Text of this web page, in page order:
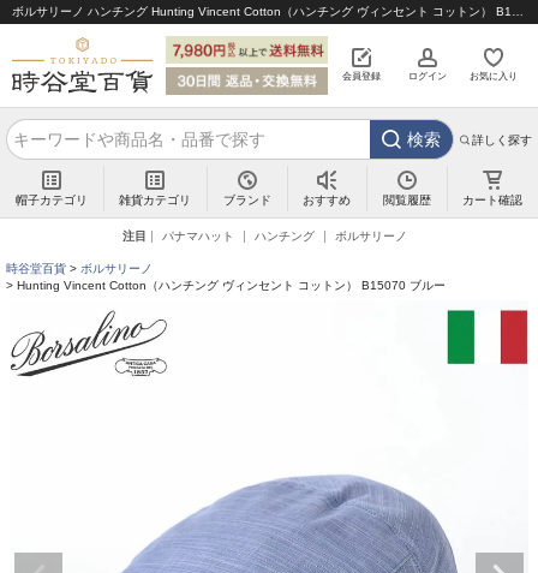
会員登録 ログイン お気に入り
検索 詳しく探す
帽子カテゴリ 雑貨カテゴリ ブランド おすすめ 閲覧履歴 カート確認
注目 パナマハット ハンチング ボルサリーノ
時谷堂百貨
ボルサリーノ
Hunting Vincent Cotton（ハンチング ヴィンセント コットン） B15070 ブルー